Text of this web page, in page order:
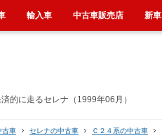
的に走るセレナ（1999年06月）
古車 セレナの中古車 Ｃ２４系の中古車
輸入車 中古車販売店 新車